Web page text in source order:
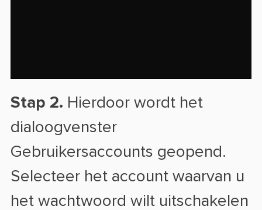
Stap 2. Hierdoor wordt het
dialoogvenster
Gebruikersaccounts geopend.
Selecteer het account waarvan u
het wachtwoord wilt uitschakelen